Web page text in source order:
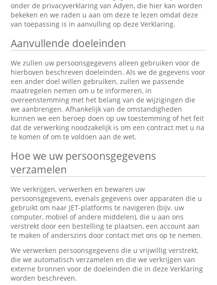
onder de privacyverklaring van Adyen, die hier kan worden
bekeken en we raden u aan om deze te lezen omdat deze
van toepassing is in aanvulling op deze Verklaring.
Aanvullende doeleinden
We zullen uw persoonsgegevens alleen gebruiken voor de
hierboven beschreven doeleinden. Als we de gegevens voor
een ander doel willen gebruiken, zullen we passende
maatregelen nemen om u te informeren, in
overeenstemming met het belang van de wijzigingen die
we aanbrengen. Afhankelijk van de omstandigheden
kunnen we een beroep doen op uw toestemming of het feit
dat de verwerking noodzakelijk is om een contract met u na
te komen of om te voldoen aan de wet.
Hoe we uw persoonsgegevens
verzamelen
We verkrijgen, verwerken en bewaren uw
persoonsgegevens, evenals gegevens over apparaten die u
gebruikt om naar JET-platforms te navigeren (bijv. uw
computer, mobiel of andere middelen), die u aan ons
verstrekt door een bestelling te plaatsen, een account aan
te maken of anderszins door contact met ons op te nemen.
We verwerken persoonsgegevens die u vrijwillig verstrekt,
die we automatisch verzamelen en die we verkrijgen van
externe bronnen voor de doeleinden die in deze Verklaring
worden beschreven.